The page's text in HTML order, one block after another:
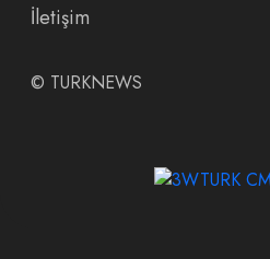
İletişim
© TURKNEWS